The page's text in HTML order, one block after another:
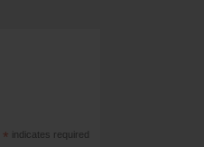
* indicates required